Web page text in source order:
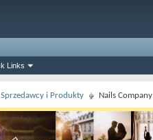
Links
Sprzedawcy i Produkty Nails Company